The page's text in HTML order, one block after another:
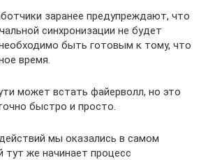
заранее предупреждают, что
синхронизации не будет
быть готовым к тому, что
время.
может встать файерволл, но это
быстро и просто.
мы оказались в самом
тут же начинает процесс